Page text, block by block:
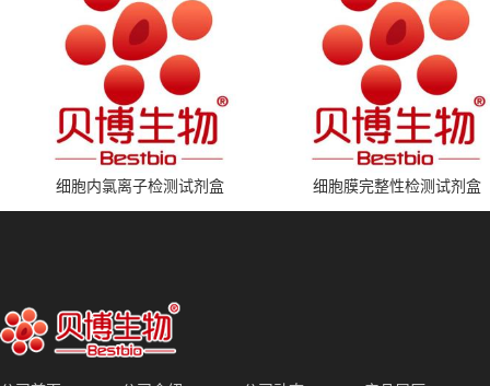
细胞内氯离子检测试剂盒 细胞膜完整性检测试剂盒